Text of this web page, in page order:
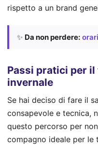
rispetto a un brand
✨ Da non perdere:
Passi pratici per
invernale
Se hai deciso di fare il
consapevole e tecnica,
questo percorso per
compagno ideale per le